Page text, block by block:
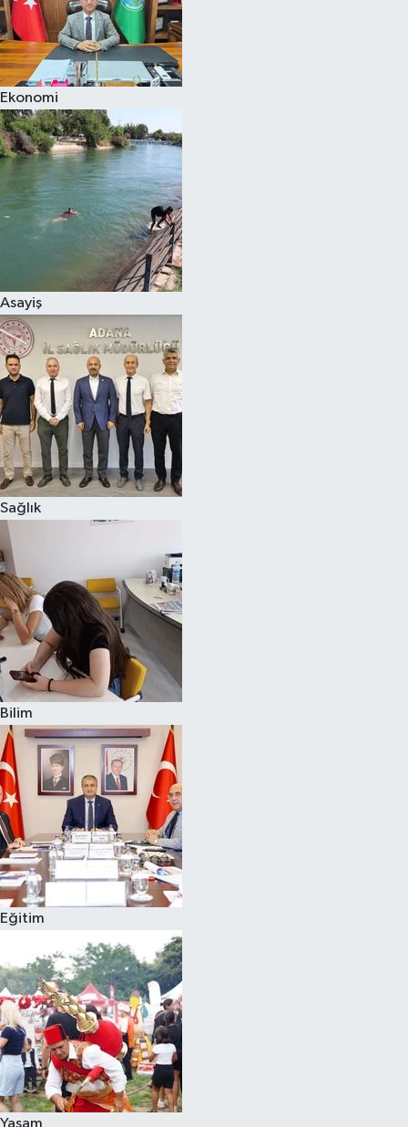
Ekonomi
Asayiş
Sağlık
Bilim
Eğitim
Yaşam